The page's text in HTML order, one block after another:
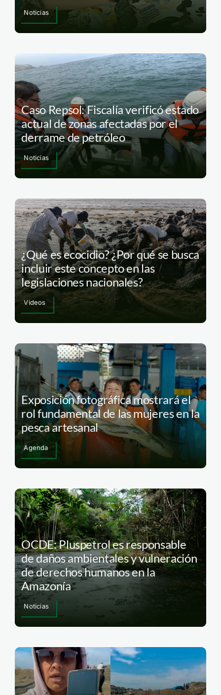
Noticias
Caso Repsol: Fiscalía verificó estado
actual de zonas afectadas por el
derrame de petróleo
Noticias
¿Qué es ecocidio? ¿Por qué se busca
incluir este concepto en las
legislaciones nacionales?
Videos
Exposición fotográfica mostrará el
rol fundamental de las mujeres en la
pesca artesanal
Agenda
OCDE: Pluspetrol es responsable
de daños ambientales y vulneración
de derechos humanos en la
Amazonía
Noticias